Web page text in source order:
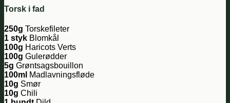
Torsk i fad
250g Torskefileter
1 styk Blomkål
100g Haricots Verts
100g Gulerødder
5g Grøntsagsbouillon
100ml Madlavningsfløde
10g Smør
10g Chili